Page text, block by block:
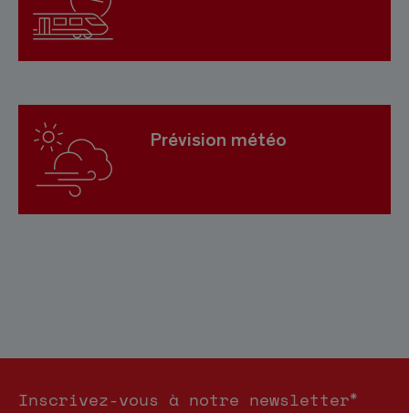
Prévision météo
Inscrivez-vous à notre newsletter*